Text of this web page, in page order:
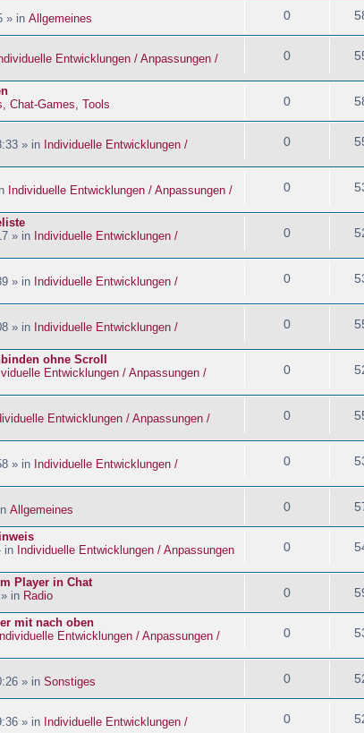
» in Allgemeines 0
Entwicklungen / Anpassungen /
0
Chat-Games, Tools 0
» in Individuelle Entwicklungen /
0
Individuelle Entwicklungen / Anpassungen /
0
» in Individuelle Entwicklungen /
0
» in Individuelle Entwicklungen /
0
» in Individuelle Entwicklungen /
0
ohne Scroll
Entwicklungen / Anpassungen /
0
Entwicklungen / Anpassungen /
0
» in Individuelle Entwicklungen /
0
Allgemeines 0
in Individuelle Entwicklungen / Anpassungen
0
Player in Chat
in Radio 0
mit nach oben
Individuelle Entwicklungen / Anpassungen /
0
» in Sonstiges 0
» in Individuelle Entwicklungen /
0